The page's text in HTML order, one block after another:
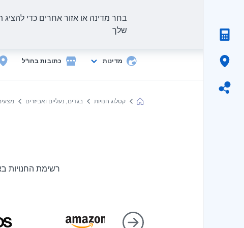
מדינות כתובות בחו"ל
בחר מדינה או אזור אחרים כדי להציג
שלך
Meest קטלוג חנויות בגדים, נעליים ואביזרים
רשימת החנויות